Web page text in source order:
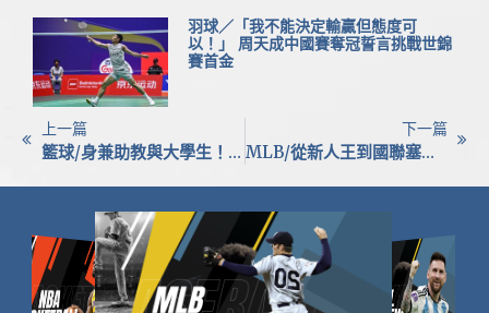
羽球／「我不能決定輸贏但態度可
以！」 周天成中國賽奪冠誓言挑戰世錦
賽首金
上一篇
籃球/身兼助教與大學生！崔浩恩美國執教開創新頁 盼助台灣男籃圓奧運夢
下一篇
MLB/從新人王到國聯塞揚！海盜史基斯（Paul Skenes）全票封王 力壓桑契斯、山本由伸